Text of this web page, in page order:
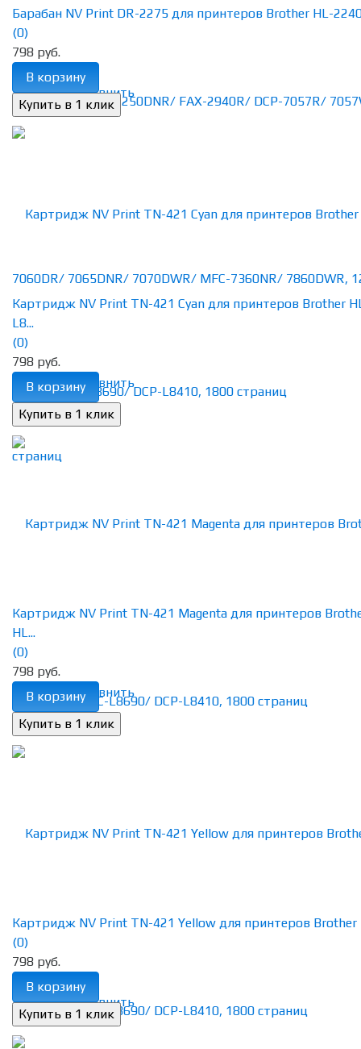
избранное сравнить
Барабан NV Print DR-2275 для принтеров Brother HL-
(0)
798 руб.
В корзину
избранное сравнить
Картридж NV Print TN-421 Cyan для принтеров Brother
L8...
(0)
798 руб.
В корзину
избранное сравнить
Картридж NV Print TN-421 Magenta для принтеров
HL...
(0)
798 руб.
В корзину
избранное сравнить
Картридж NV Print TN-421 Yellow для принтеров Brother
(0)
798 руб.
В корзину